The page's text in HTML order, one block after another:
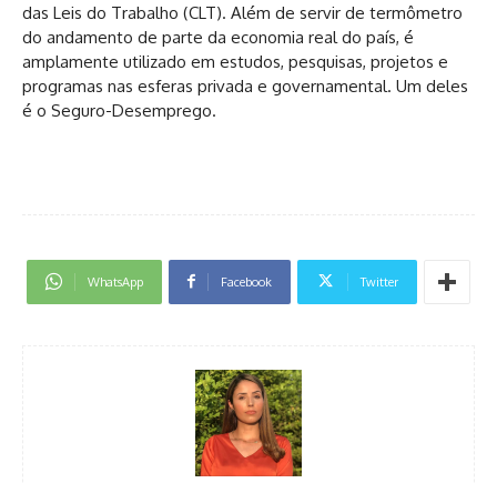
das Leis do Trabalho (CLT). Além de servir de termômetro
do andamento de parte da economia real do país, é
amplamente utilizado em estudos, pesquisas, projetos e
programas nas esferas privada e governamental. Um deles
é o Seguro-Desemprego.
WhatsApp Facebook Twitter